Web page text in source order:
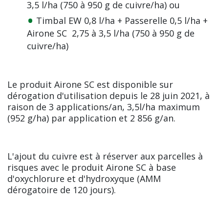
3,5 l/ha (750 à 950 g de cuivre/ha) ou
Timbal EW 0,8 l/ha + Passerelle 0,5 l/ha +
Airone SC 2,75 à 3,5 l/ha (750 à 950 g de
cuivre/ha)
Le produit Airone SC est disponible sur
dérogation d'utilisation depuis le 28 juin 2021, à
raison de 3 applications/an, 3,5l/ha maximum
(952 g/ha) par application et 2 856 g/an.
L'ajout du cuivre est à réserver aux parcelles à
risques avec le produit Airone SC à base
d'oxychlorure et d'hydroxyque (AMM
dérogatoire de 120 jours).